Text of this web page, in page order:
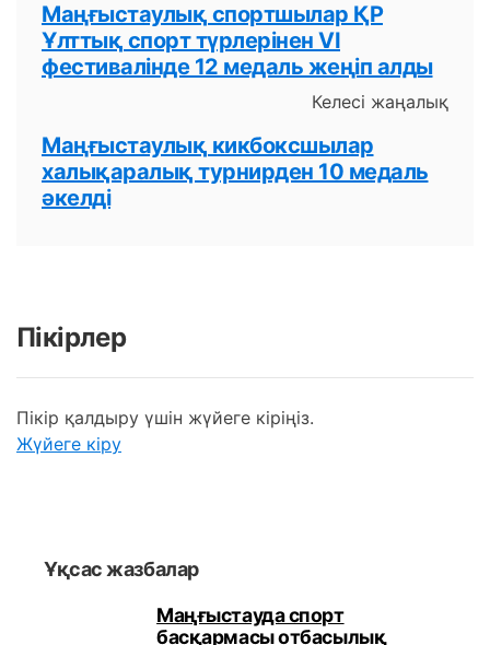
Маңғыстаулық спортшылар ҚР
Ұлттық спорт түрлерінен VI
фестивалінде 12 медаль жеңіп алды
Келесі жаңалық
Маңғыстаулық кикбоксшылар
халықаралық турнирден 10 медаль
әкелді
Пікірлер
Пікір қалдыру үшін жүйеге кіріңіз.
Жүйеге кіру
Ұқсас жазбалар
Маңғыстауда спорт
басқармасы отбасылық